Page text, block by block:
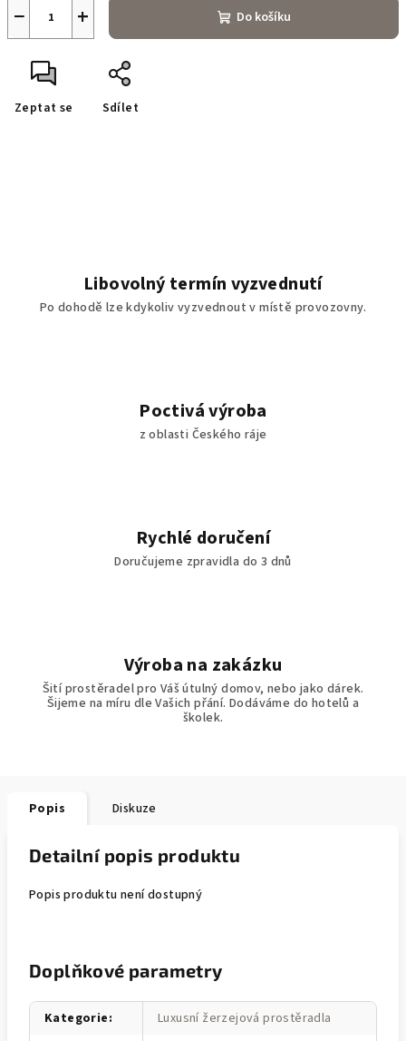
+
− Do košíku
Zeptat se Sdílet
Libovolný termín vyzvednutí
Po dohodě lze kdykoliv vyzvednout v místě provozovny.
Poctivá výroba
z oblasti Českého ráje
Rychlé doručení
Doručujeme zpravidla do 3 dnů
Výroba na zakázku
Šití prostěradel pro Váš útulný domov, nebo jako dárek.
Šijeme na míru dle Vašich přání. Dodáváme do hotelů a
školek.
Popis Diskuze
Detailní popis produktu
Popis produktu není dostupný
Doplňkové parametry
Kategorie:
Luxusní žerzejová prostěradla